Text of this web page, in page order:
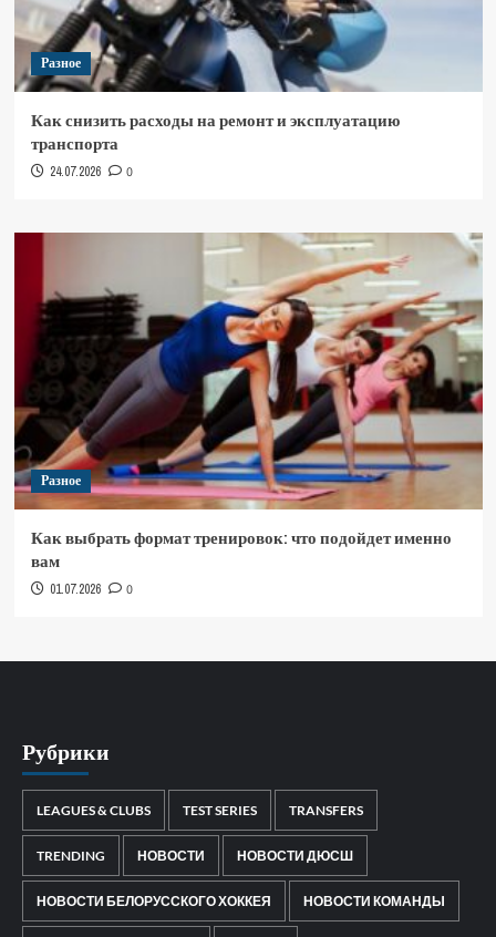
Разное
Как снизить расходы на ремонт и эксплуатацию
транспорта
24.07.2026 0
Разное
Как выбрать формат тренировок: что подойдет именно
вам
01.07.2026 0
Рубрики
LEAGUES & CLUBS TEST SERIES TRANSFERS
TRENDING НОВОСТИ НОВОСТИ ДЮСШ
НОВОСТИ БЕЛОРУССКОГО ХОККЕЯ НОВОСТИ КОМАНДЫ